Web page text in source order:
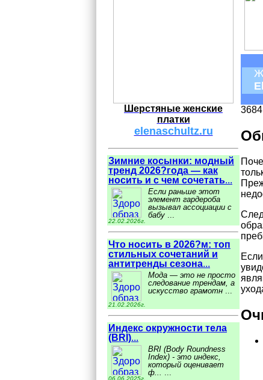
3684
Шерстяные женские
платки
elenaschultz.ru
Зимние косынки: модный
тренд 2026?года — как
носить и с чем сочетать...
22.02.2026г.
Если раньше этот
элемент гардероба
вызывал ассоциации с
бабу ...
Что носить в 2026?м: топ
стильных сочетаний и
антитренды сезона...
21.02.2026г.
Мода — это не просто
следование трендам, а
искусство грамотн ...
Индекс окружности тела
(BRI)...
06.06.2025г.
BRI (Body Roundness
Index) - это индекс,
который оценивает
ф... ...